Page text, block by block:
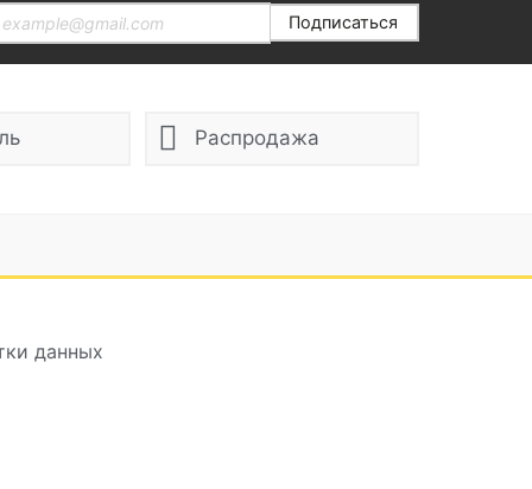
Подписаться
Распродажа
данных